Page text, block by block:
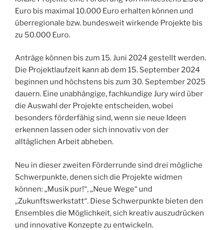
Euro bis maximal 10.000 Euro erhalten können und
überregionale bzw. bundesweit wirkende Projekte bis
zu 50.000 Euro.
Anträge können bis zum 15. Juni 2024 gestellt werden.
Die Projektlaufzeit kann ab dem 15. September 2024
beginnen und höchstens bis zum 30. September 2025
dauern. Eine unabhängige, fachkundige Jury wird über
die Auswahl der Projekte entscheiden, wobei
besonders förderfähig sind, wenn sie neue Ideen
erkennen lassen oder sich innovativ von der
alltäglichen Arbeit abheben.
Neu in dieser zweiten Förderrunde sind drei mögliche
Schwerpunkte, denen sich die Projekte widmen
können: „Musik pur!“, „Neue Wege“ und
„Zukunftswerkstatt“. Diese Schwerpunkte bieten den
Ensembles die Möglichkeit, sich kreativ auszudrücken
und innovative Konzepte zu entwickeln.